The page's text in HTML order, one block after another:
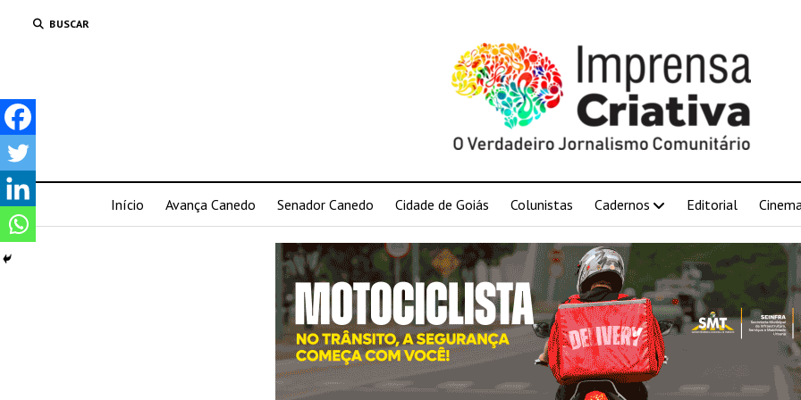
BUSCAR
Início Avança Canedo Senador Canedo Cidade de Goiás Colunistas Cadernos Editorial